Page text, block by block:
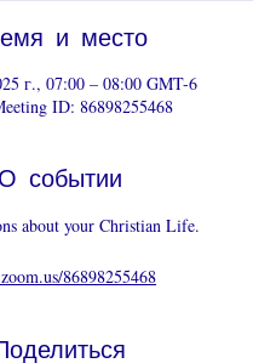
и место
г., 07:00 – 08:00 GMT-6
ID: 86898255468
О событии
about your Christian Life.
86898255468